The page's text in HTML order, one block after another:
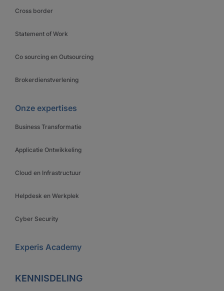
Cross border
Statement of Work
Co sourcing en Outsourcing
Brokerdienstverlening
Onze expertises
Business Transformatie
Applicatie Ontwikkeling
Cloud en Infrastructuur
Helpdesk en Werkplek
Cyber Security
Experis Academy
KENNISDELING